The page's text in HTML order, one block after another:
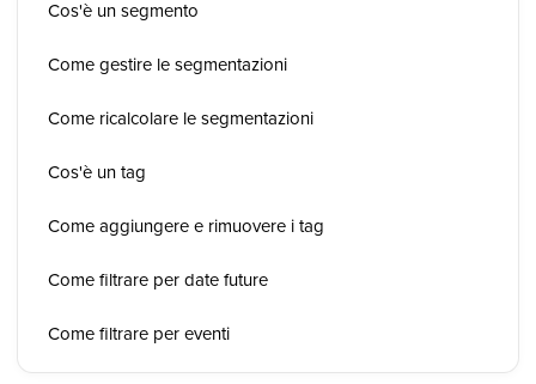
Cos'è un segmento
Come gestire le segmentazioni
Come ricalcolare le segmentazioni
Cos'è un tag
Come aggiungere e rimuovere i tag
Come filtrare per date future
Come filtrare per eventi